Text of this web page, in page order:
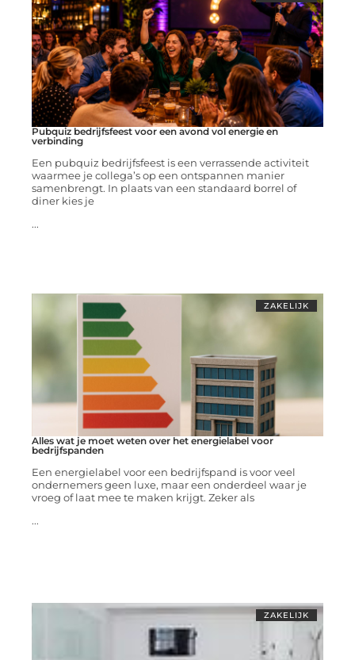
Pubquiz bedrijfsfeest voor een avond vol energie en
verbinding
Een pubquiz bedrijfsfeest is een verrassende activiteit
waarmee je collega’s op een ontspannen manier
samenbrengt. In plaats van een standaard borrel of
diner kies je
...
ZAKELIJK
Alles wat je moet weten over het energielabel voor
bedrijfspanden
Een energielabel voor een bedrijfspand is voor veel
ondernemers geen luxe, maar een onderdeel waar je
vroeg of laat mee te maken krijgt. Zeker als
...
ZAKELIJK